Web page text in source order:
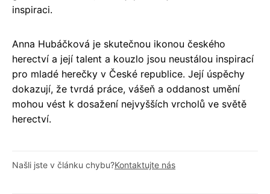
inspiraci.
Anna Hubáčková je skutečnou ikonou českého
herectví a její talent a kouzlo jsou neustálou inspirací
pro mladé herečky v České republice. Její úspěchy
dokazují, že tvrdá práce, vášeň a oddanost umění
mohou vést k dosažení nejvyšších vrcholů ve světě
herectví.
Našli jste v článku chybu?Kontaktujte nás